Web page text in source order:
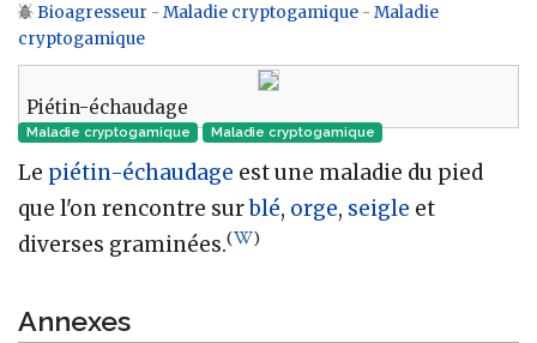
Aller à :navigation,rechercher
Bioagresseur - Maladie cryptogamique - Maladie
cryptogamique
Piétin-échaudage
Maladie cryptogamique Maladie cryptogamique‎
Le piétin-échaudage est une maladie du pied
que l'on rencontre surblé, orge, seigle et
diverses graminées.( )
Annexes